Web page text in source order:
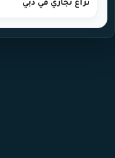
نزاع تجاري في دبي